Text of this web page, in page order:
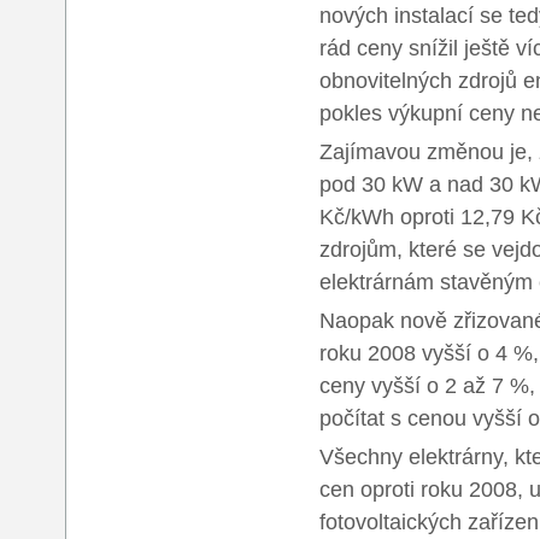
nových instalací se
rád ceny snížil ještě
obnovitelných zdrojů
pokles výkupní ceny
Zajímavou změnou
pod 30 kW a nad 30
Kč/kWh oproti 12,79
zdrojům, které se
elektrárnám
Naopak nově
roku 2008 vyšší o 4
ceny vyšší o 2 až 7
počítat s cenou vyšší
Všechny elektrárny,
cen oproti roku 2008,
fotovoltaických